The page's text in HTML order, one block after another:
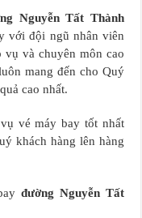
Nguyễn Tất Thành
với đội ngũ nhân viên
vụ và chuyên môn cao
mang đến cho Quý
cao nhất.
vé máy bay tốt nhất
khách hàng lên hàng
đường Nguyễn Tất